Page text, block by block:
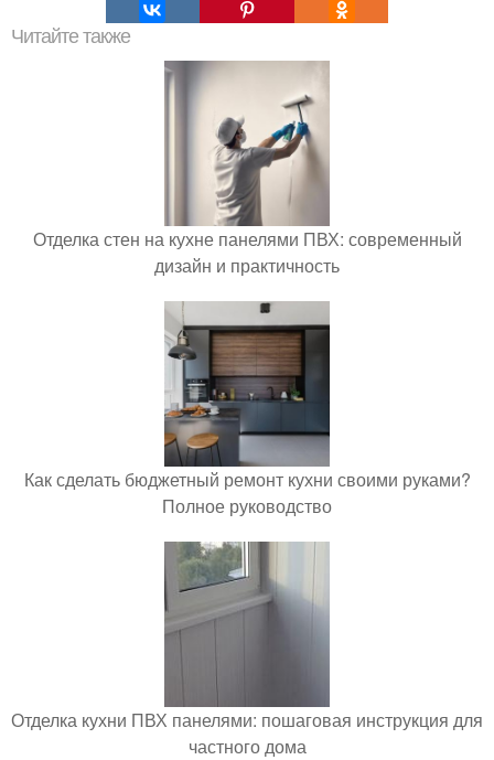
Читайте также
Отделка стен на кухне панелями ПВХ: современный
дизайн и практичность
Как сделать бюджетный ремонт кухни своими руками?
Полное руководство
Отделка кухни ПВХ панелями: пошаговая инструкция для
частного дома